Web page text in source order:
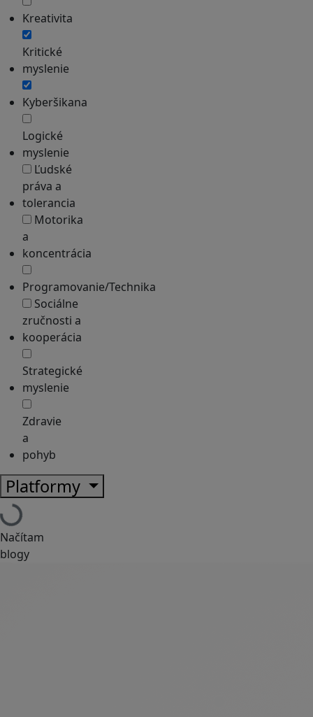
Kreativita
Kritické
myslenie
Kyberšikana
Logické
myslenie
Ľudské
práva a
tolerancia
Motorika
a
koncentrácia
Programovanie/Technika
Sociálne
zručnosti a
kooperácia
Strategické
myslenie
Zdravie
a
pohyb
Platformy
Načítam
blogy